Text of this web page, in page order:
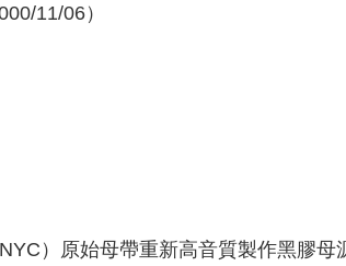
11/06）
）原始母帶重新高音質製作黑膠母